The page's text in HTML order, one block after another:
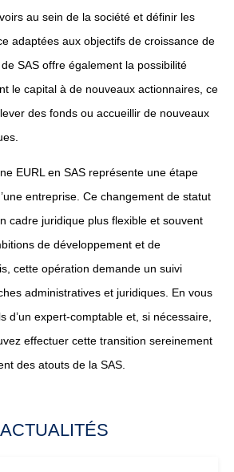
au sein de la société et définir les
adaptées aux objectifs de croissance de
SAS offre également la possibilité
le capital à de nouveaux actionnaires, ce
des fonds ou accueillir de nouveaux
EURL en SAS représente une étape
entreprise. Ce changement de statut
cadre juridique plus flexible et souvent
de développement et de
cette opération demande un suivi
administratives et juridiques. En vous
d’un expert-comptable et, si nécessaire,
effectuer cette transition sereinement
des atouts de la SAS.